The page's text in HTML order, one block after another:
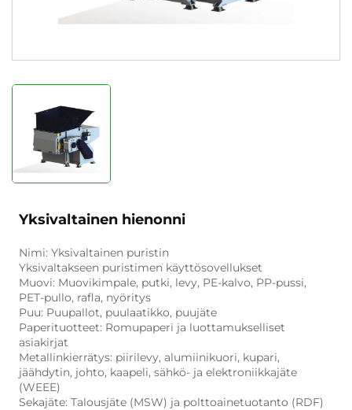
Yksivaltainen hienonni
Nimi: Yksivaltainen puristin
Yksivaltakseen puristimen käyttösovellukset
Muovi: Muovikimpale, putki, levy, PE-kalvo, PP-pussi,
PET-pullo, rafla, nyöritys
Puu: Puupallot, puulaatikko, puujäte
Paperituotteet: Romupaperi ja luottamukselliset
asiakirjat
Metallinkierrätys: piirilevy, alumiinikuori, kupari,
jäähdytin, johto, kaapeli, sähkö- ja elektroniikkajäte
(WEEE)
Sekajäte: Talousjäte (MSW) ja polttoainetuotanto (RDF)